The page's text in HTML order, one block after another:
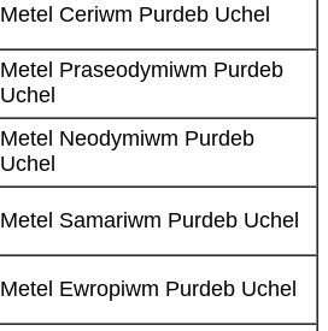
Metel Ceriwm Purdeb Uchel
Metel Praseodymiwm Purdeb
Uchel
Metel Neodymiwm Purdeb
Uchel
Metel Samariwm Purdeb Uchel
Metel Ewropiwm Purdeb Uchel